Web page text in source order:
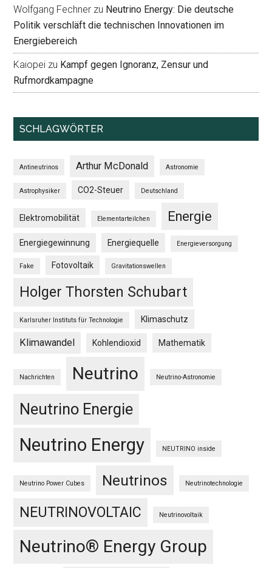
Wolfgang Fechner zu Neutrino Energy: Die deutsche
Politik verschläft die technischen Innovationen im
Energiebereich
Kaiopei zu Kampf gegen Ignoranz, Zensur und
Rufmordkampagne
SCHLAGWÖRTER
Antineutrinos Arthur McDonald Astronomie
Astrophysiker CO2-Steuer Deutschland
Elektromobilität Elementarteilchen Energie
Energiegewinnung Energiequelle Energieversorgung
Fake Fotovoltaik Gravitationswellen
Holger Thorsten Schubart
Karlsruher Instituts für Technologie Klimaschutz
Klimawandel Kohlendioxid Mathematik
Nachrichten Neutrino Neutrino-Astronomie
Neutrino Energie
Neutrino Energy NEUTRINO inside
Neutrino Power Cubes Neutrinos Neutrinotechnologie
NEUTRINOVOLTAIC Neutrinovoltaik
Neutrino® Energy Group